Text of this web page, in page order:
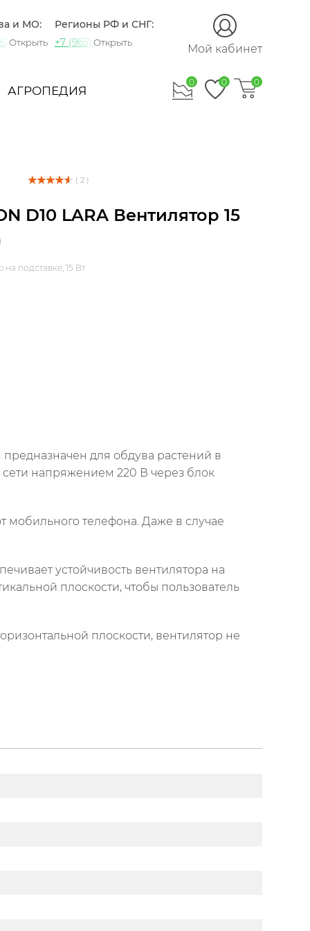
и МО:
721-60-15
Открыть
Регионы РФ и СНГ:
+7 (965) 420-10-10
Открыть Мой кабинет
АГРОПЕДИЯ
0 0 0
( 2 )
D10 LARA Вентилятор 15
подставке, 15 Вт
для обдува растений в
напряжением 220 В через блок
мобильного телефона. Даже в случае
устойчивость вентилятора на
плоскости, чтобы пользователь
плоскости, вентилятор не